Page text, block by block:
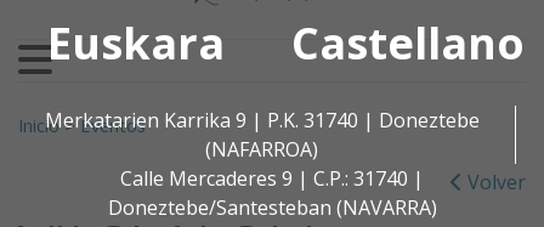
Euskara Castellano
Merkatarien Karrika 9 | P.K. 31740 | Doneztebe
(NAFARROA)
Calle Mercaderes 9 | C.P.: 31740 |
Doneztebe/Santesteban (NAVARRA)
Buscar:
Inicio>Eventos
Volver